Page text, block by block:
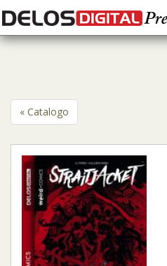
« Catalogo